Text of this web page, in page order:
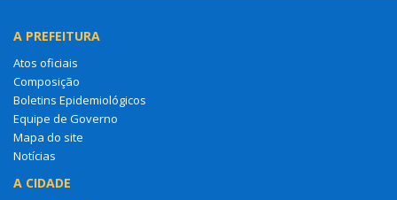
A PREFEITURA
Atos oficiais
Composição
Boletins Epidemiológicos
Equipe de Governo
Mapa do site
Notícias
A CIDADE